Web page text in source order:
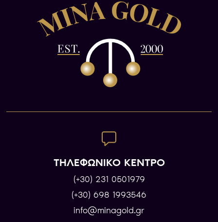
ΤΗΛΕΦΩΝΙΚΟ ΚΕΝΤΡΟ
(+30) 231 0501979
(+30) 698 1993546
info@minagold.gr